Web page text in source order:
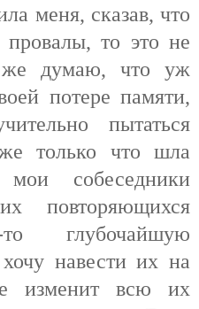
меня, сказав, что
то это не
думаю, что уж
потере памяти,
пытаться
только что шла
собеседники
повторяющихся
глубочайшую
навести их на
изменит всю их